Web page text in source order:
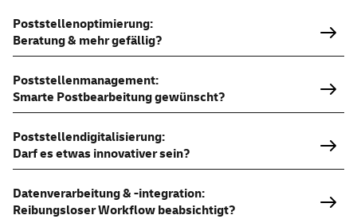
Poststellenoptimierung:
Beratung & mehr gefällig?
Poststellenmanagement:
Smarte Postbearbeitung gewünscht?
Poststellendigitalisierung:
Darf es etwas innovativer sein?
Datenverarbeitung & -integration:
Reibungsloser Workflow beabsichtigt?